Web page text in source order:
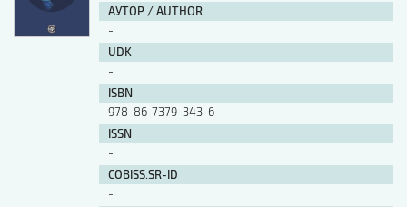
АУТОР / AUTHOR
-
UDK
-
ISBN
978-86-7379-343-6
ISSN
-
COBISS.SR-ID
-